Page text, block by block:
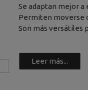
Se adaptan mejor a
Permiten moverse
Son más versátiles
Leer más...